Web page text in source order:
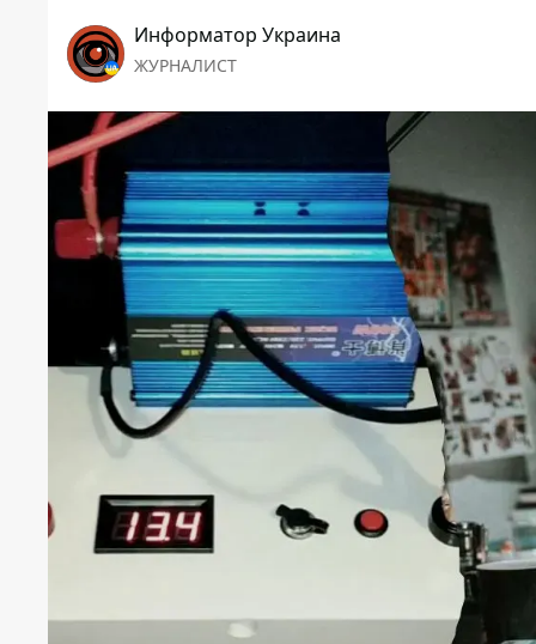
Информатор Украина
ЖУРНАЛИСТ